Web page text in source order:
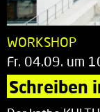
WORKSHOP
Fr. 04.09. um
Schreiben